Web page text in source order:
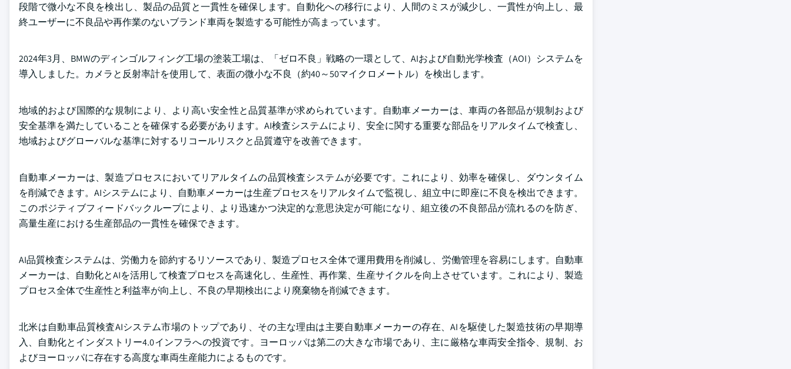
段階で微小な不良を検出し、製品の品質と一貫性を確保します。自動化への移行により、人間のミスが減少し、一貫性が向上し、最
終ユーザーに不良品や再作業のないブランド車両を製造する可能性が高まっています。
2024年3月、BMWのディンゴルフィング工場の塗装工場は、「ゼロ不良」戦略の一環として、AIおよび自動光学検査（AOI）システムを
導入しました。カメラと反射率計を使用して、表面の微小な不良（約40～50マイクロメートル）を検出します。
地域的および国際的な規制により、より高い安全性と品質基準が求められています。自動車メーカーは、車両の各部品が規制および
安全基準を満たしていることを確保する必要があります。AI検査システムにより、安全に関する重要な部品をリアルタイムで検査し、
地域およびグローバルな基準に対するリコールリスクと品質遵守を改善できます。
自動車メーカーは、製造プロセスにおいてリアルタイムの品質検査システムが必要です。これにより、効率を確保し、ダウンタイム
を削減できます。AIシステムにより、自動車メーカーは生産プロセスをリアルタイムで監視し、組立中に即座に不良を検出できます。
このポジティブフィードバックループにより、より迅速かつ決定的な意思決定が可能になり、組立後の不良部品が流れるのを防ぎ、
高量生産における生産部品の一貫性を確保できます。
AI品質検査システムは、労働力を節約するリソースであり、製造プロセス全体で運用費用を削減し、労働管理を容易にします。自動車
メーカーは、自動化とAIを活用して検査プロセスを高速化し、生産性、再作業、生産サイクルを向上させています。これにより、製造
プロセス全体で生産性と利益率が向上し、不良の早期検出により廃棄物を削減できます。
北米は自動車品質検査AIシステム市場のトップであり、その主な理由は主要自動車メーカーの存在、AIを駆使した製造技術の早期導
入、自動化とインダストリー4.0インフラへの投資です。ヨーロッパは第二の大きな市場であり、主に厳格な車両安全指令、規制、お
よびヨーロッパに存在する高度な車両生産能力によるものです。